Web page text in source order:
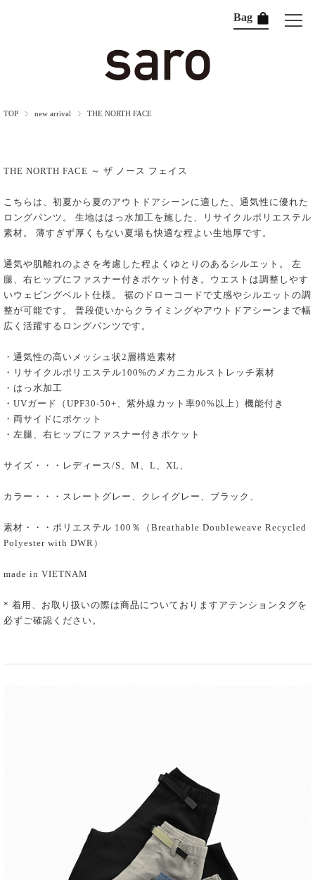
Bag
TOP new arrival THE NORTH FACE
THE NORTH FACE ～ ザ ノース フェイス
こちらは、初夏から夏のアウトドアシーンに適した、通気性に優れた
ロングパンツ。 生地ははっ水加工を施した、リサイクルポリエステル
素材。 薄すぎず厚くもない夏場も快適な程よい生地厚です。
通気や肌離れのよさを考慮した程よくゆとりのあるシルエット。 左
腿、右ヒップにファスナー付きポケット付き。ウエストは調整しやす
いウェビングベルト仕様。 裾のドローコードで丈感やシルエットの調
整が可能です。 普段使いからクライミングやアウトドアシーンまで幅
広く活躍するロングパンツです。
・通気性の高いメッシュ状2層構造素材
・リサイクルポリエステル100%のメカニカルストレッチ素材
・はっ水加工
・UVガード（UPF30-50+、紫外線カット率90%以上）機能付き
・両サイドにポケット
・左腿、右ヒップにファスナー付きポケット
サイズ・・・レディース/S、M、L、XL、
カラー・・・スレートグレー、クレイグレー、ブラック、
素材・・・ポリエステル 100％（Breathable Doubleweave Recycled
Polyester with DWR）
made in VIETNAM
* 着用、お取り扱いの際は商品についておりますアテンションタグを
必ずご確認ください。